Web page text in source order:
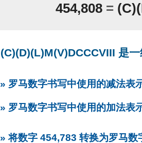
454,808 =
(C)(D)(L)M(V)DCCCVIII 是
» 罗马数字书写中使用的减法表
» 罗马数字书写中使用的加法表
» 将数字 454,783 转换为罗马数